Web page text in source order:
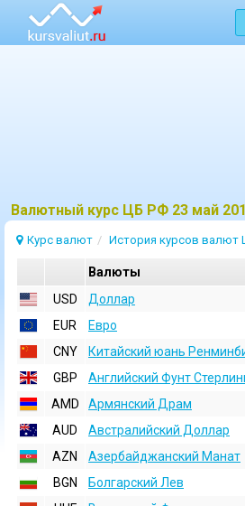
Bалютный курс ЦБ РФ 23 май
Курс валют История курсов валют
Валюты
USD
Доллар
EUR
Евро
CNY
Китайский юань
GBP
Английский Фунт
AMD
Армянский Драм
AUD
Австралийский Доллар
AZN
Азербайджанский Манат
BGN
Болгарский Лев